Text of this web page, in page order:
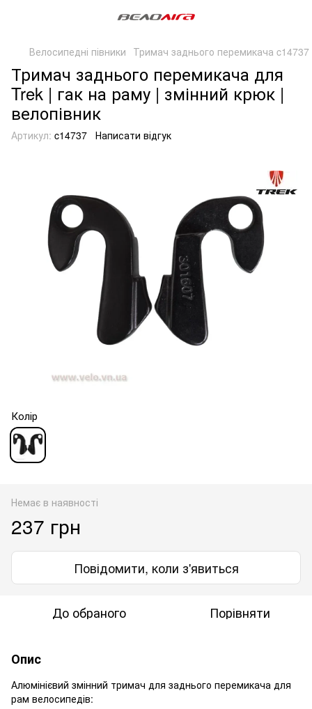
Велосипедні півники Тримач заднього перемикача c14737
Тримач заднього перемикача для
Trek | гак на раму | змінний крюк |
велопівник
Артикул: c14737 Написати відгук
Колір
Немає в наявності
237 грн
Повідомити, коли з'явиться
До обраного Порівняти
Опис
Алюмінієвий змінний тримач для заднього перемикача для
рам велосипедів: